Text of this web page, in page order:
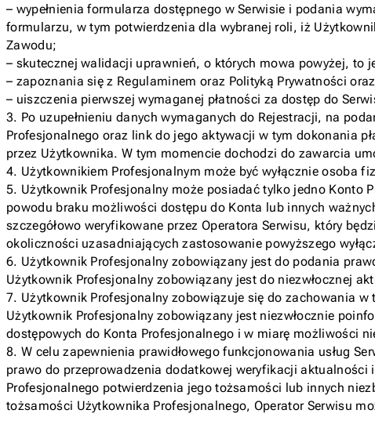
– wypełnienia formularza dostępnego w Serwisie i podania
formularzu, w tym potwierdzenia dla wybranej roli, iż
Zawodu;
– skutecznej walidacji uprawnień, o których mowa powyżej,
– zapoznania się z Regulaminem oraz Polityką Prywatności
– uiszczenia pierwszej wymaganej płatności za dostęp do
3. Po uzupełnieniu danych wymaganych do Rejestracji, na
Profesjonalnego oraz link do jego aktywacji w tym dokonania
przez Użytkownika. W tym momencie dochodzi do zawarcia
4. Użytkownikiem Profesjonalnym może być wyłącznie osoba
5. Użytkownik Profesjonalny może posiadać tylko jedno Konto
powodu braku możliwości dostępu do Konta lub innych
szczegółowo weryfikowane przez Operatora Serwisu, który
okoliczności uzasadniających zastosowanie powyższego
6. Użytkownik Profesjonalny zobowiązany jest do podania
Użytkownik Profesjonalny zobowiązany jest do niezwłocznej
7. Użytkownik Profesjonalny zobowiązuje się do zachowania
Użytkownik Profesjonalny zobowiązany jest niezwłocznie
dostępowych do Konta Profesjonalnego i w miarę możliwości
8. W celu zapewnienia prawidłowego funkcjonowania usług
prawo do przeprowadzenia dodatkowej weryfikacji
Profesjonalnego potwierdzenia jego tożsamości lub innych
tożsamości Użytkownika Profesjonalnego, Operator Serwisu